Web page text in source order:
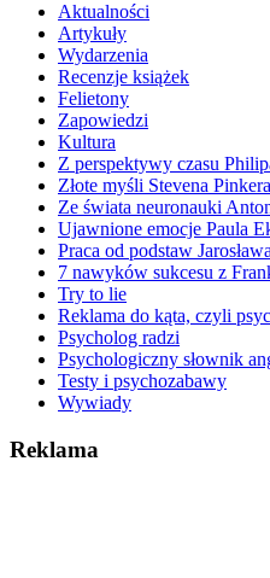
Aktualności
Artykuły
Wydarzenia
Recenzje książek
Felietony
Zapowiedzi
Kultura
Z perspektywy czasu
Złote myśli Stevena Pinkera
Ze świata neuronauki
Ujawnione emocje Paula
Praca od podstaw
7 nawyków sukcesu z
Try to lie
Reklama do kąta, czyli
Psycholog radzi
Psychologiczny słownik
Testy i psychozabawy
Wywiady
Reklama